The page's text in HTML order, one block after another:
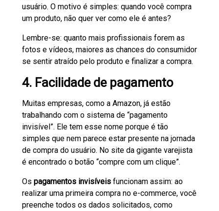
usuário. O motivo é simples: quando você compra
um produto, não quer ver como ele é antes?
Lembre-se: quanto mais profissionais forem as
fotos e vídeos, maiores as chances do consumidor
se sentir atraído pelo produto e finalizar a compra.
4. Facilidade de pagamento
Muitas empresas, como a Amazon, já estão
trabalhando com o sistema de “pagamento
invisível”. Ele tem esse nome porque é tão
simples que nem parece estar presente na jornada
de compra do usuário. No site da gigante varejista
é encontrado o botão “compre com um clique”.
Os pagamentos invisíveisfuncionam assim: ao
realizar uma primeira compra no e-commerce, você
preenche todos os dados solicitados, como